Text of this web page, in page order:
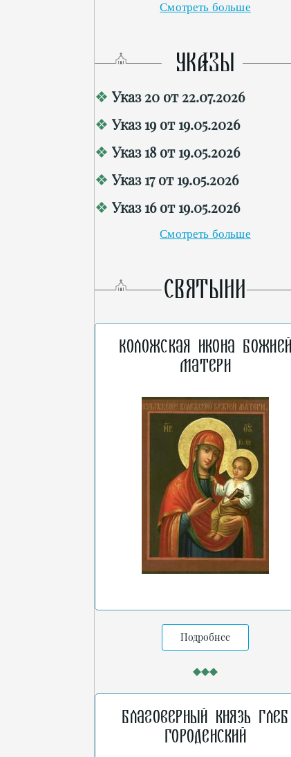
Смотреть больше
УКАЗЫ
Указ 20 от 22.07.2026
Указ 19 от 19.05.2026
Указ 18 от 19.05.2026
Указ 17 от 19.05.2026
Указ 16 от 19.05.2026
Смотреть больше
СВЯТЫНИ
Коложская икона
Матери
Подробнее
Благоверный князь Глеб
Городенский